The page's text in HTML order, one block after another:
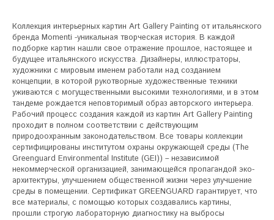
Коллекция интерьерных картин Art Gallery Painting от итальянского
бренда Momenti -уникальная творческая история. В каждой
подборке картин нашли свое отражение прошлое, настоящее и
будущее итальянского искусства. Дизайнеры, иллюстраторы,
художники с мировым именем работали над созданием
концепции, в которой рукотворные художественные техники
уживаются с могущественными высокими технологиями, и в этом
тандеме рождается неповторимый образ авторского интерьера.
Рабочий процесс создания каждой из картин Art Gallery Painting
проходит в полном соответствии с действующим
природоохранным законодательством. Все товары коллекции
сертифицированы институтом охраны окружающей среды (The
Greenguard Environmental Institute (GEI)) – независимой
некоммерческой организацией, занимающейся пропагандой эко-
архитектуры, улучшением общественной жизни через улучшение
среды в помещении. Сертификат GREENGUARD гарантирует, что
все материалы, с помощью которых создавались картины,
прошли строгую лабораторную диагностику на выбросы